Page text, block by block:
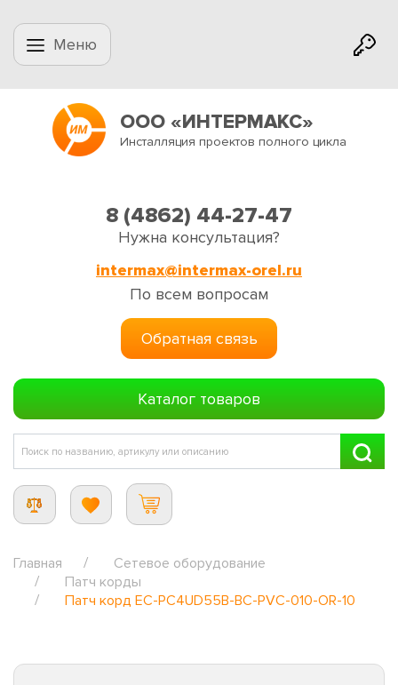
Меню
ООО «ИНТЕРМАКС»
Инсталляция проектов полного цикла
8 (4862) 44-27-47
Нужна консультация?
intermax@intermax-orel.ru
По всем вопросам
Обратная связь
Каталог товаров
Главная
Сетевое оборудование
Патч корды
Патч корд EC-PC4UD55B-BC-PVC-010-OR-10